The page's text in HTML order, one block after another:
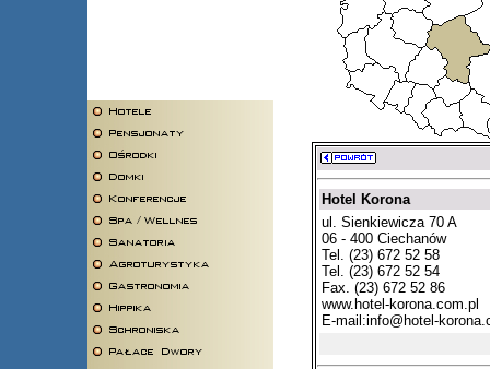
Hotel Korona
ul. Sienkiewicza 70 A
06 - 400 Ciechanów
Tel. (23) 672 52 58
Tel. (23) 672 52 54
Fax. (23) 672 52 86
www.hotel-korona.com.pl
E-mail:info@hotel-